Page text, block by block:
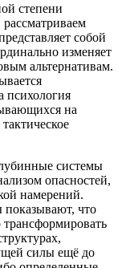
степени
собой
изменяет
альтернативам.
психология
на
системы
опасностей,
намерений.
показывают, что
силы ещё до